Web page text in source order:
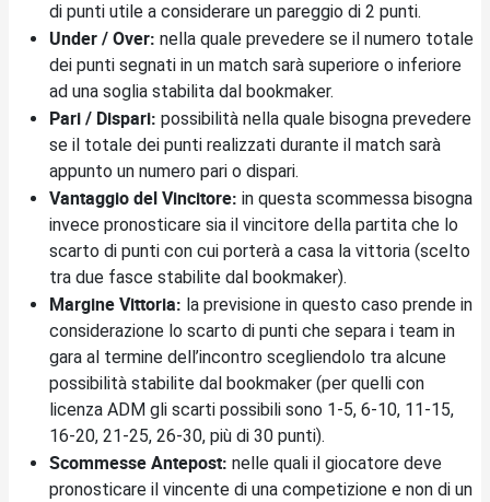
di punti utile a considerare un pareggio di 2 punti.
Under / Over: nella quale prevedere se il numero totale
dei punti segnati in un match sarà superiore o inferiore
ad una soglia stabilita dal bookmaker.
Pari / Dispari: possibilità nella quale bisogna prevedere
se il totale dei punti realizzati durante il match sarà
appunto un numero pari o dispari.
Vantaggio del Vincitore: in questa scommessa bisogna
invece pronosticare sia il vincitore della partita che lo
scarto di punti con cui porterà a casa la vittoria (scelto
tra due fasce stabilite dal bookmaker).
Margine Vittoria: la previsione in questo caso prende in
considerazione lo scarto di punti che separa i team in
gara al termine dell’incontro scegliendolo tra alcune
possibilità stabilite dal bookmaker (per quelli con
licenza ADM gli scarti possibili sono 1-5, 6-10, 11-15,
16-20, 21-25, 26-30, più di 30 punti).
Scommesse Antepost: nelle quali il giocatore deve
pronosticare il vincente di una competizione e non di un